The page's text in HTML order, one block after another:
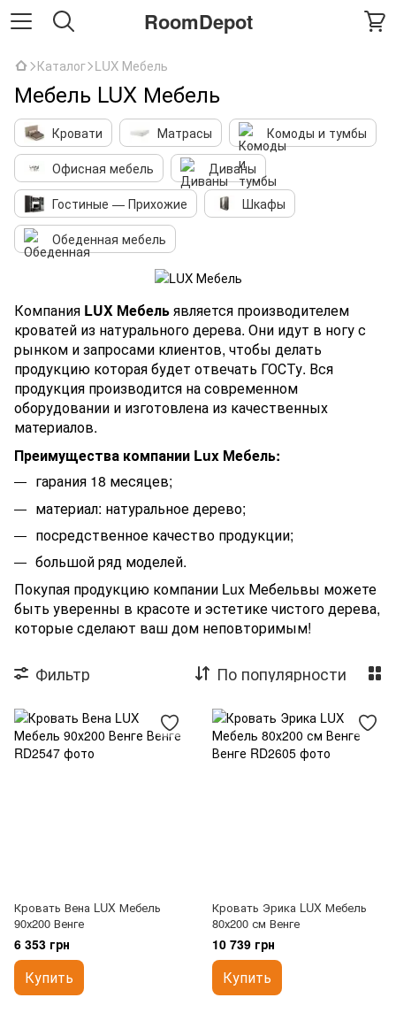
RoomDepot
Каталог LUX Мебель
Мебель LUX Мебель
Кровати Матрасы
Комоды и тумбы
Офисная мебель
Диваны
Гостиные — Прихожие
Шкафы
Обеденная мебель
Компания LUX Мебельявляется производителем
кроватей из натурального дерева. Они идут в ногу с
рынком и запросами клиентов, чтобы делать
продукцию которая будет отвечать ГОСТу. Вся
продукция производится на современном
оборудовании и изготовлена из качественных
материалов.
Преимущества компании Lux Мебель:
гарания 18 месяцев;
материал: натуральное дерево;
посредственное качество продукции;
большой ряд моделей.
Покупая продукцию компании Lux Мебельвы можете
быть уверенны в красоте и эстетике чистого дерева,
которые сделают ваш дом неповторимым!
Фильтр По популярности
Кровать Вена LUX Мебель
90х200 Венге
6 353 грн
Купить
Кровать Эрика LUX Мебель
80х200 см Венге
10 739 грн
Купить